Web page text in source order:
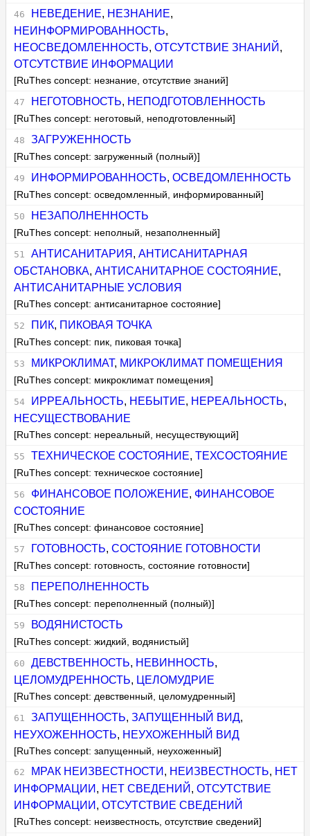
НЕВЕДЕНИЕ, НЕЗНАНИЕ,
НЕИНФОРМИРОВАННОСТЬ,
НЕОСВЕДОМЛЕННОСТЬ,ОТСУТСТВИЕ ЗНАНИЙ ,
ОТСУТСТВИЕ ИНФОРМАЦИИ
[RuThes concept: незнание, отсутствие знаний]
НЕГОТОВНОСТЬ, НЕПОДГОТОВЛЕННОСТЬ
[RuThes concept: неготовый, неподготовленный]
ЗАГРУЖЕННОСТЬ
[RuThes concept: загруженный (полный)]
ИНФОРМИРОВАННОСТЬ, ОСВЕДОМЛЕННОСТЬ
[RuThes concept: осведомленный, информированный]
НЕЗАПОЛНЕННОСТЬ
[RuThes concept: неполный, незаполненный]
АНТИСАНИТАРИЯ , АНТИСАНИТАРНАЯ
ОБСТАНОВКА,АНТИСАНИТАРНОЕ СОСТОЯНИЕ,
АНТИСАНИТАРНЫЕ УСЛОВИЯ
[RuThes concept: антисанитарное состояние]
ПИК, ПИКОВАЯ ТОЧКА
[RuThes concept: пик, пиковая точка]
МИКРОКЛИМАТ, МИКРОКЛИМАТ ПОМЕЩЕНИЯ
[RuThes concept: микроклимат помещения]
ИРРЕАЛЬНОСТЬ, НЕБЫТИЕ, НЕРЕАЛЬНОСТЬ,
НЕСУЩЕСТВОВАНИЕ
[RuThes concept: нереальный, несуществующий]
ТЕХНИЧЕСКОЕ СОСТОЯНИЕ, ТЕХСОСТОЯНИЕ
[RuThes concept: техническое состояние]
ФИНАНСОВОЕ ПОЛОЖЕНИЕ, ФИНАНСОВОЕ
СОСТОЯНИЕ
[RuThes concept: финансовое состояние]
ГОТОВНОСТЬ, СОСТОЯНИЕ ГОТОВНОСТИ
[RuThes concept: готовность, состояние готовности]
ПЕРЕПОЛНЕННОСТЬ
[RuThes concept: переполненный (полный)]
ВОДЯНИСТОСТЬ
[RuThes concept: жидкий, водянистый]
ДЕВСТВЕННОСТЬ, НЕВИННОСТЬ,
ЦЕЛОМУДРЕННОСТЬ, ЦЕЛОМУДРИЕ
[RuThes concept: девственный, целомудренный]
ЗАПУЩЕННОСТЬ, ЗАПУЩЕННЫЙ ВИД,
НЕУХОЖЕННОСТЬ, НЕУХОЖЕННЫЙ ВИД
[RuThes concept: запущенный, неухоженный]
МРАК НЕИЗВЕСТНОСТИ , НЕИЗВЕСТНОСТЬ, НЕТ
ИНФОРМАЦИИ , НЕТ СВЕДЕНИЙ ,ОТСУТСТВИЕ
ИНФОРМАЦИИ ,ОТСУТСТВИЕ СВЕДЕНИЙ
[RuThes concept: неизвестность, отсутствие сведений]